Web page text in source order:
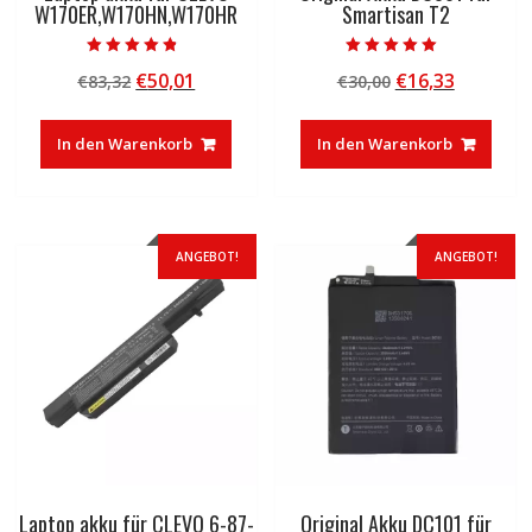
W170ER,W170HN,W170HR
4.50
von 5
€83,32 Ursprünglicher
war:
€83,32
€50,01
ist:
€50,01.
In den Warenkorb
Smartisan T2
5.00
von 5
€30,00 Ursprünglicher
war:
€30,00
€16,33
ist:
€16,33.
In den Warenkorb
ANGEBOT!
Laptop akku für CLEVO 6-87-
ANGEBOT!
Original Akku DC101 für